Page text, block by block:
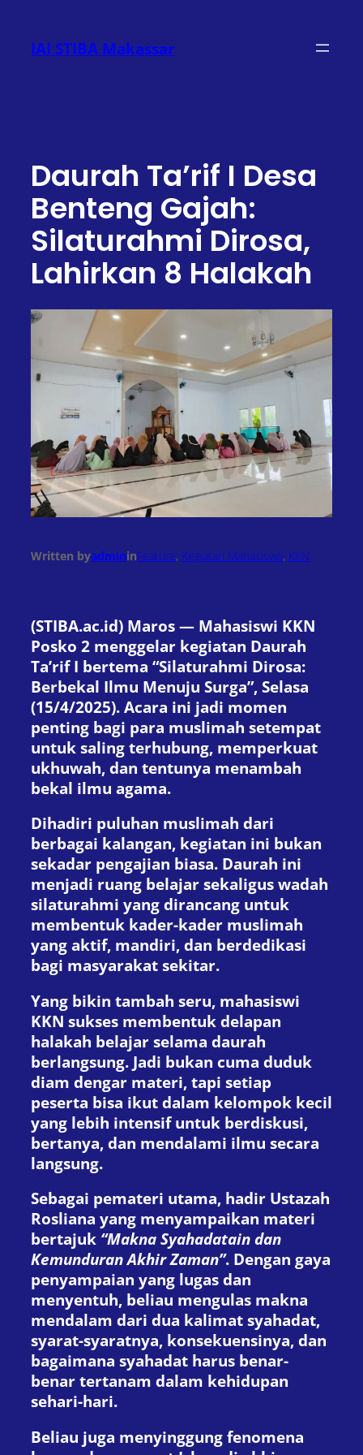
konten
IAI STIBA Makassar
Daurah Ta’rif I Desa
Benteng Gajah:
Silaturahmi Dirosa,
Lahirkan 8 Halakah
Written byadmininFeature, Kegiatan Mahasiswa, KKN
(STIBA.ac.id) Maros — Mahasiswi KKN
Posko 2 menggelar kegiatan Daurah
Ta’rif I bertema “Silaturahmi Dirosa:
Berbekal Ilmu Menuju Surga”, Selasa
(15/4/2025). Acara ini jadi momen
penting bagi para muslimah setempat
untuk saling terhubung, memperkuat
ukhuwah, dan tentunya menambah
bekal ilmu agama.
Dihadiri puluhan muslimah dari
berbagai kalangan, kegiatan ini bukan
sekadar pengajian biasa. Daurah ini
menjadi ruang belajar sekaligus wadah
silaturahmi yang dirancang untuk
membentuk kader-kader muslimah
yang aktif, mandiri, dan berdedikasi
bagi masyarakat sekitar.
Yang bikin tambah seru, mahasiswi
KKN sukses membentuk delapan
halakah belajar selama daurah
berlangsung. Jadi bukan cuma duduk
diam dengar materi, tapi setiap
peserta bisa ikut dalam kelompok kecil
yang lebih intensif untuk berdiskusi,
bertanya, dan mendalami ilmu secara
langsung.
Sebagai pemateri utama, hadir Ustazah
Rosliana yang menyampaikan materi
bertajuk “Makna Syahadatain dan
Kemunduran Akhir Zaman”. Dengan gaya
penyampaian yang lugas dan
menyentuh, beliau mengulas makna
mendalam dari dua kalimat syahadat,
syarat-syaratnya, konsekuensinya, dan
bagaimana syahadat harus benar-
benar tertanam dalam kehidupan
sehari-hari.
Beliau juga menyinggung fenomena